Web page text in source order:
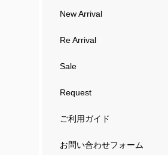
New Arrival
Re Arrival
Sale
Request
ご利用ガイド
お問い合わせフォーム